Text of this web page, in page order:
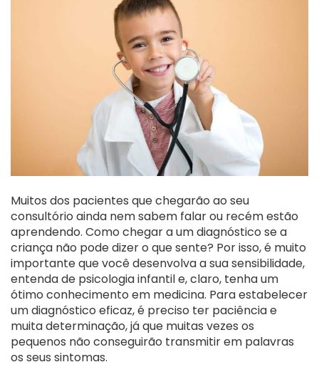
Muitos dos pacientes que chegarão ao seu
consultório ainda nem sabem falar ou recém estão
aprendendo. Como chegar a um diagnóstico se a
criança não pode dizer o que sente? Por isso, é muito
importante que você desenvolva a sua sensibilidade,
entenda de psicologia infantil e, claro, tenha um
ótimo conhecimento em medicina. Para estabelecer
um diagnóstico eficaz, é preciso ter paciência e
muita determinação, já que muitas vezes os
pequenos não conseguirão transmitir em palavras
os seus sintomas.